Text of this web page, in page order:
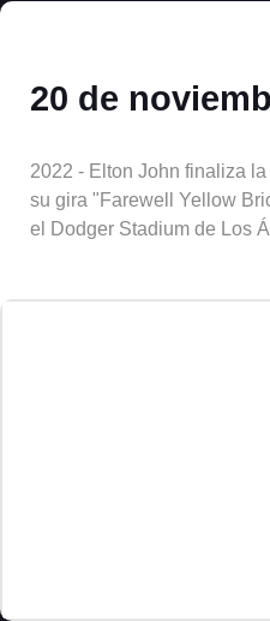
20 de
2022 - Elton John finaliza
su gira "Farewell Yellow
el Dodger Stadium de Los